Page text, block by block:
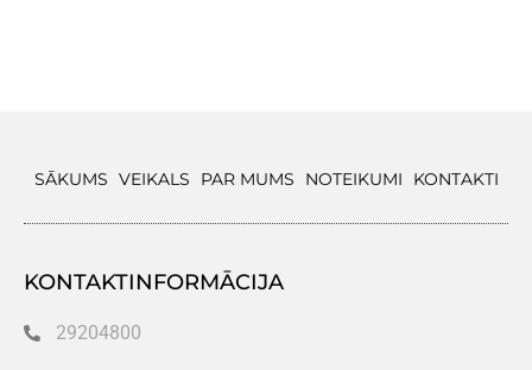
SĀKUMS VEIKALS PAR MUMS NOTEIKUMI KONTAKTI
KONTAKTINFORMĀCIJA
29204800